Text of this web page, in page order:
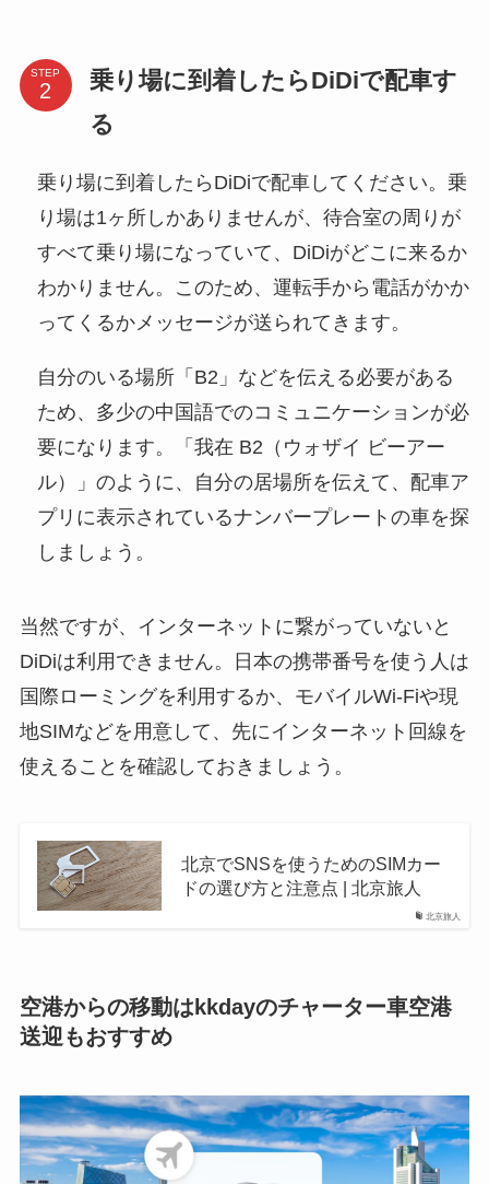
STEP
乗り場に到着したらDiDiで配車す
る
乗り場に到着したらDiDiで配車してください。乗
り場は1ヶ所しかありませんが、待合室の周りが
すべて乗り場になっていて、DiDiがどこに来るか
わかりません。このため、運転手から電話がかか
ってくるかメッセージが送られてきます。
自分のいる場所「B2」などを伝える必要がある
ため、多少の中国語でのコミュニケーションが必
要になります。「我在 B2（ウォザイ ビーアー
ル）」のように、自分の居場所を伝えて、配車ア
プリに表示されているナンバープレートの車を探
しましょう。
当然ですが、インターネットに繋がっていないと
DiDiは利用できません。日本の携帯番号を使う人は
国際ローミングを利用するか、モバイルWi-Fiや現
地SIMなどを用意して、先にインターネット回線を
使えることを確認しておきましょう。
北京旅人
北京でSNSを使うためのSIMカー
ドの選び方と注意点 | 北京旅人
空港からの移動はkkdayのチャーター車空港
送迎もおすすめ